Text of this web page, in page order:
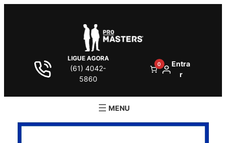
LIGUE AGORA
(61) 4042-
5860
0
Entra
r